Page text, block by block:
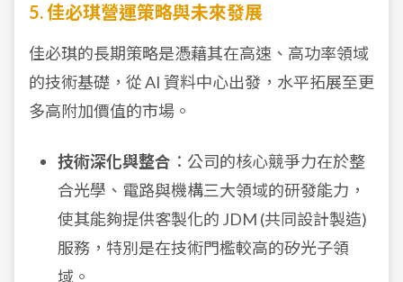
5. 佳必琪營運策略與未來發展
佳必琪的長期策略是憑藉其在高速、高功率領域
的技術基礎，從 AI 資料中心出發，水平拓展至更
多高附加價值的市場。
技術深化與整合 ：公司的核心競爭力在於整
合光學、電路與機構三大領域的研發能力，
使其能夠提供客製化的 JDM (共同設計製造)
服務，特別是在技術門檻較高的矽光子領
域。